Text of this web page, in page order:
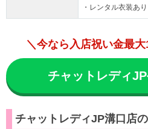
・レンタル衣装あり
＼今なら入店祝い金最
チャットレディ
チャットレディJP溝口店